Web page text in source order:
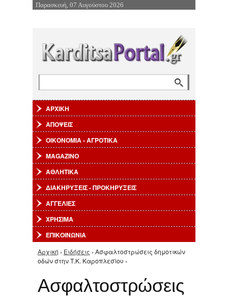
Επιστροφή στην Πλοήγηση
Παρασκευή, 07 Αυγούστου 2026
ΑΡΧΙΚΗ
ΑΠΟΨΕΙΣ
ΟΙΚΟΝΟΜΙΑ - ΑΓΡΟΤΙΚΑ
MAGAZINO
ΑΘΛΗΤΙΚΑ
ΔΙΑΚΗΡΥΞΕΙΣ - ΠΡΟΚΗΡΥΞΕΙΣ
ΑΓΓΕΛΙΕΣ
ΧΡΗΣΙΜΑ
ΕΠΙΚΟΙΝΩΝΙΑ
Είστε εδώ
Αρχική › Ειδήσεις › Ασφαλτοστρώσεις δημοτικών
οδών στην Τ.Κ. Καροπλεσίου ›
Ασφαλτοστρώσεις